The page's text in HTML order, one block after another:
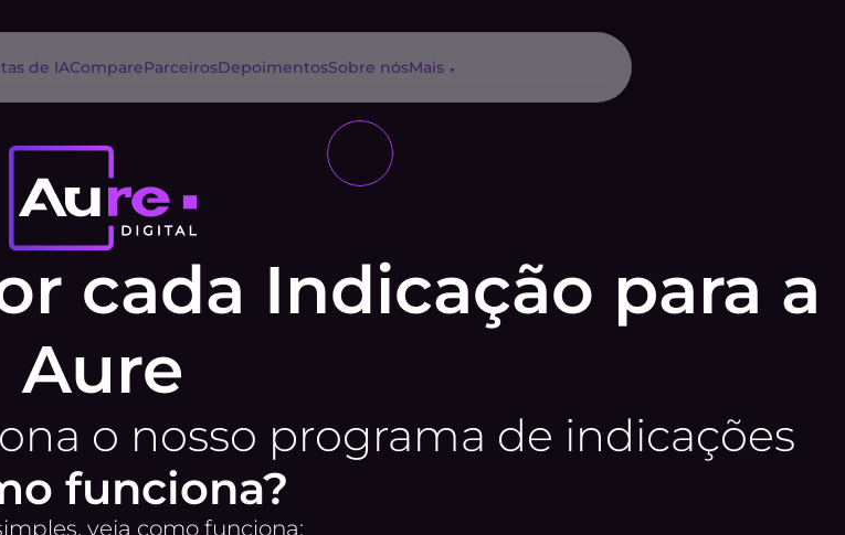
de IACompareParceirosDepoimentosSobre nósMais ▼
cada Indicação para a
Aure
o nosso programa de indicações
funciona?
veja como funciona: